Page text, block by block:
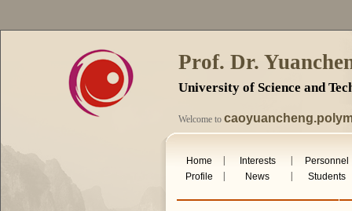
Prof. Dr.
University of Science and
Welcome to
Fri. Aug 7th 2026
Home Interests
Personnel
Profile
News Students